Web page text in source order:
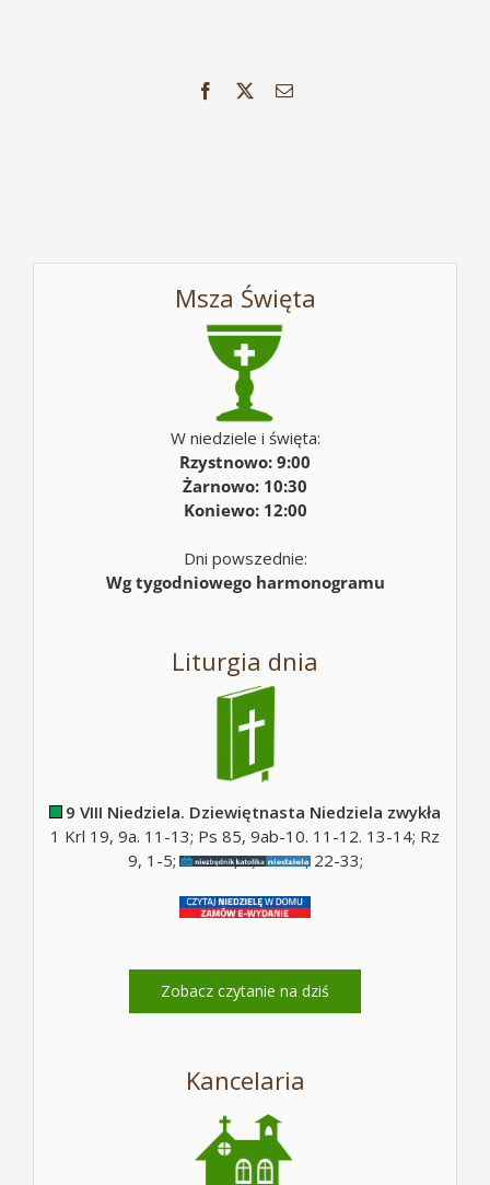
Facebook Email
Msza Święta
W niedziele i święta:
Rzystnowo: 9:00
Żarnowo: 10:30
Koniewo: 12:00
Dni powszednie:
Wg tygodniowego harmonogramu
Liturgia dnia
9 VIII Niedziela. Dziewiętnasta Niedziela zwykła
1 Krl 19, 9a. 11-13; Ps 85, 9ab-10. 11-12. 13-14; Rz
9, 1-5; Ps 130, 5; Mt 14, 22-33;
Zobacz czytanie na dziś
Kancelaria